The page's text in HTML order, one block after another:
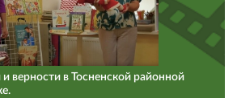
верности в Тосненской районной